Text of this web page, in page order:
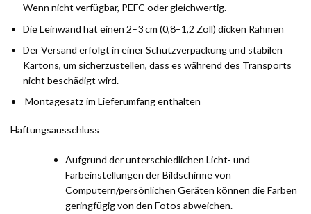
Wenn nicht verfügbar, PEFC oder gleichwertig.
Die Leinwand hat einen 2–3 cm (0,8–1,2 Zoll) dicken Rahmen
Der Versand erfolgt in einer Schutzverpackung und stabilen
Kartons, um sicherzustellen, dass es während des Transports
nicht beschädigt wird.
Montagesatz im Lieferumfang enthalten
Haftungsausschluss
Aufgrund der unterschiedlichen Licht- und
Farbeinstellungen der Bildschirme von
Computern/persönlichen Geräten können die Farben
geringfügig von den Fotos abweichen.